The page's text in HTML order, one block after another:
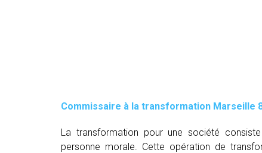
Commissaire à la transformation Marseille
La transformation pour une société
personne morale. Cette opération de